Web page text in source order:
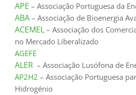
APE – Associação Portuguesa da
ABA – Associação de Bioenergia
ACEMEL – Associação dos
no Mercado Liberalizado
AGEFE
ALER – Associação Lusófona de
AP2H2 – Associação Portuguesa
Hidrogénio